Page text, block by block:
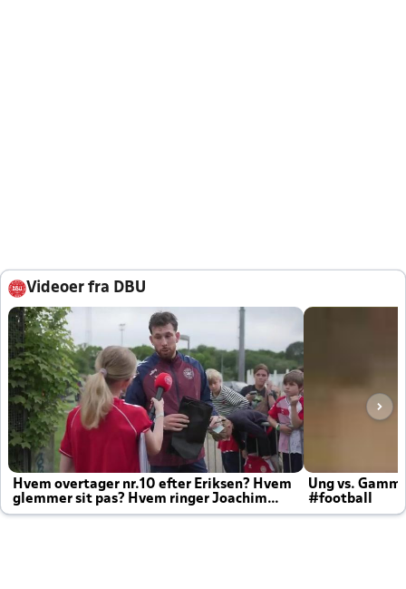
Videoer fra DBU
Hvem overtager nr.10 efter Eriksen? Hvem
glemmer sit pas? Hvem ringer Joachim
altid til efter kampe?
Ung vs.
#football